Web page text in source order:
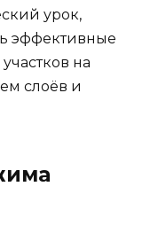
урок,
эффективные
на
слоёв и